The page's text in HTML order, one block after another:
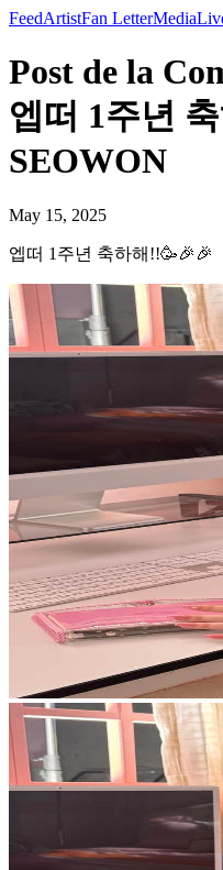
FeedArtistFan LetterMedia
Post de la
엡떠 1주년
SEOWON
May 15, 2025
엡떠 1주년 축하해!!🥳🎉🎉